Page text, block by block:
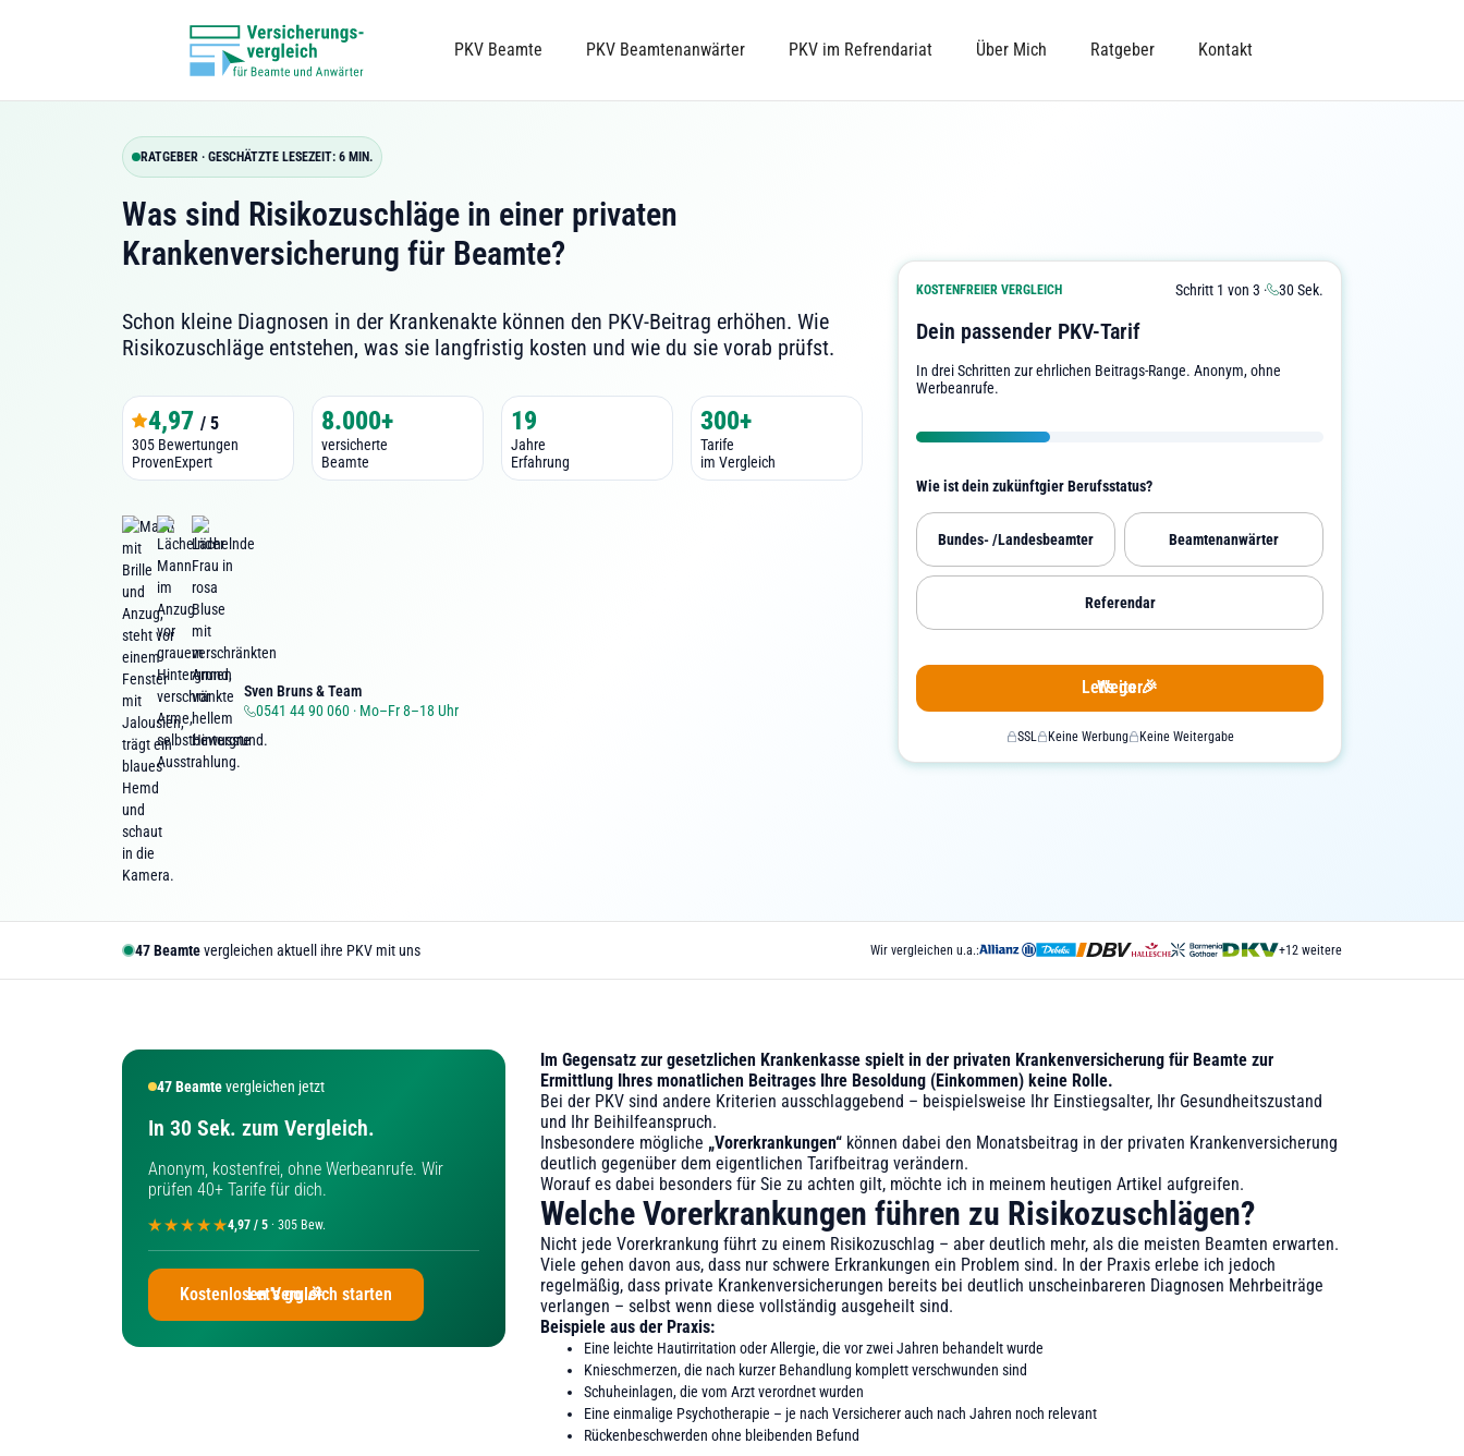
PKV Beamte PKV Beamtenanwärter PKV im Refrendariat Über Mich Ratgeber Kontakt
RATGEBER · GESCHÄTZTE LESEZEIT: 6 MIN.
Was sind Risikozuschläge in einer privaten
Krankenversicherung für Beamte?
Schon kleine Diagnosen in der Krankenakte können den PKV-Beitrag erhöhen. Wie
Risikozuschläge entstehen, was sie langfristig kosten und wie du sie vorab prüfst.
4,97 / 5
305 Bewertungen
ProvenExpert
8.000+
versicherte
Beamte
19
Jahre
Erfahrung
300+
Tarife
im Vergleich
Sven Bruns & Team
0541 44 90 060 · Mo–Fr 8–18 Uhr
KOSTENFREIER VERGLEICH Schritt 1 von 3 · 30 Sek.
Dein passender PKV-Tarif
In drei Schritten zur ehrlichen Beitrags-Range. Anonym, ohne
Werbeanrufe.
Wie ist dein zukünftgier Berufsstatus?
Bundes- /Landesbeamter Beamtenanwärter
Referendar
Let's go 🎉
Weiter
SSL Keine Werbung Keine Weitergabe
47Beamtevergleichen aktuell ihre PKV mit uns Wir vergleichen u.a.: +12 weitere
47Beamtevergleichen jetzt
In 30 Sek. zum Vergleich.
Anonym, kostenfrei, ohne Werbeanrufe. Wir
prüfen 40+ Tarife für dich.
4,97 / 5 · 305 Bew.
Let's go 🎉
Kostenlosen Vergleich starten
Im Gegensatz zur gesetzlichen Krankenkasse spielt in der privaten Krankenversicherung für Beamte zur
Ermittlung Ihres monatlichen Beitrages Ihre Besoldung (Einkommen) keine Rolle.
Bei der PKV sind andere Kriterien ausschlaggebend – beispielsweise Ihr Einstiegsalter, Ihr Gesundheitszustand
und Ihr Beihilfeanspruch.
Insbesondere mögliche „Vorerkrankungen“ können dabei den Monatsbeitrag in der privaten Krankenversicherung
deutlich gegenüber dem eigentlichen Tarifbeitrag verändern.
Worauf es dabei besonders für Sie zu achten gilt, möchte ich in meinem heutigen Artikel aufgreifen.
Welche Vorerkrankungen führen zu Risikozuschlägen?
Nicht jede Vorerkrankung führt zu einem Risikozuschlag – aber deutlich mehr, als die meisten Beamten erwarten.
Viele gehen davon aus, dass nur schwere Erkrankungen ein Problem sind. In der Praxis erlebe ich jedoch
regelmäßig, dass private Krankenversicherungen bereits bei deutlich unscheinbareren Diagnosen Mehrbeiträge
verlangen – selbst wenn diese vollständig ausgeheilt sind.
Beispiele aus der Praxis:
Eine leichte Hautirritation oder Allergie, die vor zwei Jahren behandelt wurde
Knieschmerzen, die nach kurzer Behandlung komplett verschwunden sind
Schuheinlagen, die vom Arzt verordnet wurden
Eine einmalige Psychotherapie – je nach Versicherer auch nach Jahren noch relevant
Rückenbeschwerden ohne bleibenden Befund